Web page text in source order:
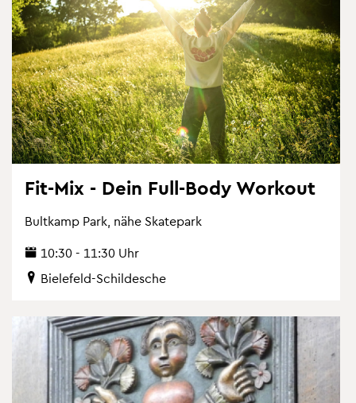
Fit-Mix - Dein Full-Body Work­out
Bult­kamp Park, nähe Skate­park
10:30 - 11:30 Uhr
Bie­le­feld-Schil­desche